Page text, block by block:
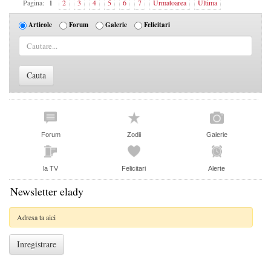
Pagina: 1 2 3 4 5 6 7 Urmatoarea Ultima
Articole Forum Galerie Felicitari
Forum Zodii Galerie
la TV Felicitari Alerte
Newsletter elady